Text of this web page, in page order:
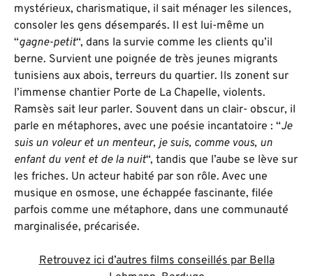
mystérieux, charismatique, il sait ménager les silences,
consoler les gens désemparés. Il est lui-même un
“gagne-petit“, dans la survie comme les clients qu’il
berne. Survient une poignée de très jeunes migrants
tunisiens aux abois, terreurs du quartier. Ils zonent sur
l’immense chantier Porte de La Chapelle, violents.
Ramsès sait leur parler. Souvent dans un clair- obscur, il
parle en métaphores, avec une poésie incantatoire : “Je
suis un voleur et un menteur, je suis, comme vous, un
enfant du vent et de la nuit“, tandis que l’aube se lève sur
les friches. Un acteur habité par son rôle. Avec une
musique en osmose, une échappée fascinante, filée
parfois comme une métaphore, dans une communauté
marginalisée, précarisée.
Retrouvez ici d’autres films conseillés par Bella